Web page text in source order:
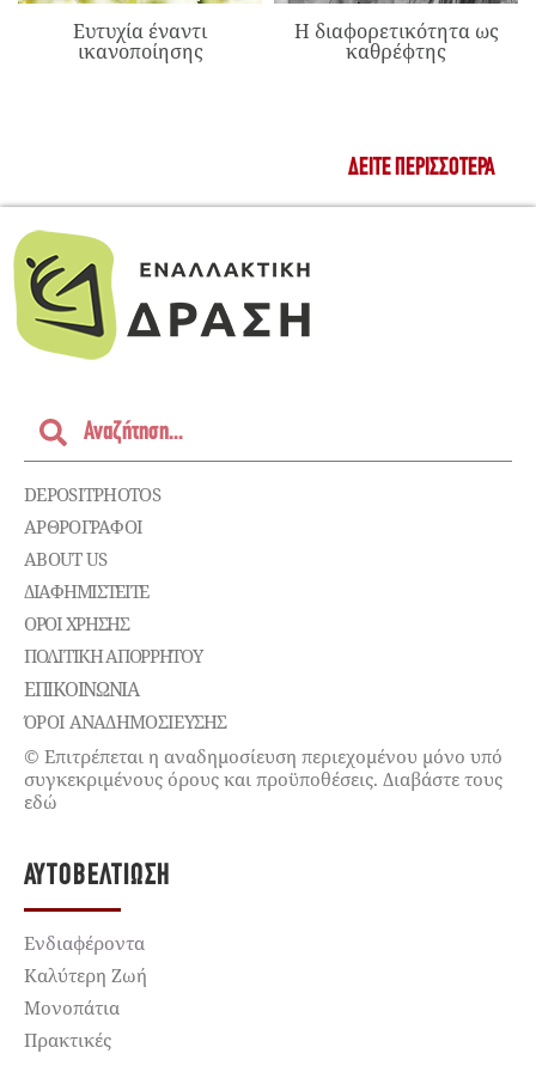
Ευτυχία έναντι
ικανοποίησης
Η διαφορετικότητα ως
καθρέφτης
ΔΕΊΤΕ ΠΕΡΙΣΣΌΤΕΡΑ
DEPOSITPHOTOS
ΑΡΘΡΟΓΡΑΦΟΙ
ABOUT US
ΔΙΑΦΗΜΙΣΤΕΊΤΕ
ΌΡΟΙ ΧΡΉΣΗΣ
ΠΟΛΙΤΙΚΉ ΑΠΟΡΡΉΤΟΥ
ΕΠΙΚΟΙΝΩΝΊΑ
ΌΡΟΙ ΑΝΑΔΗΜΟΣΙΕΥΣΗΣ
© Επιτρέπεται η αναδημοσίευση περιεχομένου μόνο υπό
συγκεκριμένους όρους και προϋποθέσεις. Διαβάστε τους
εδώ
ΑΥΤΟΒΕΛΤΊΩΣΗ
Ενδιαφέροντα
Καλύτερη Ζωή
Μονοπάτια
Πρακτικές